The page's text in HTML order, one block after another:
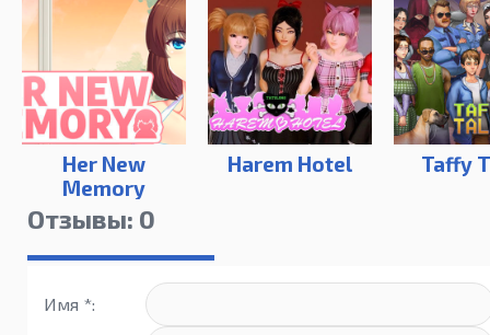
Her New
Memory
Harem Hotel Taffy
Отзывы: 0
Имя *: